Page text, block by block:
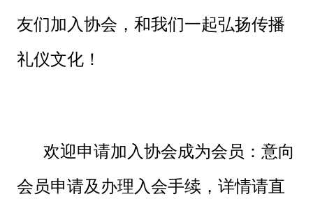
友们加入协会，和我们一起弘扬传播
礼仪文化！
欢迎申请加入协会成为会员：意向
会员申请及办理入会手续，详情请直